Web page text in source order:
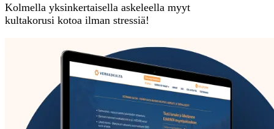
Kolmella yksinkertaisella askeleella myyt
kultakorusi kotoa ilman stressiä!